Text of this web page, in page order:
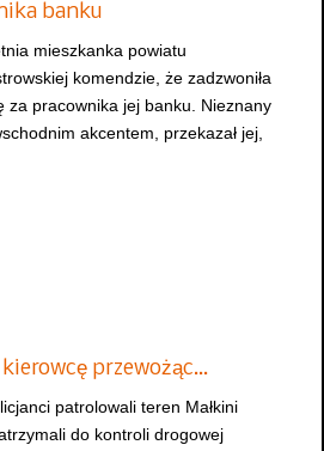
banku
mieszkanka powiatu
komendzie, że zadzwoniła
za pracownika jej banku. Nieznany
akcentem, przekazał jej,
przewożąc…
patrolowali teren Małkini
do kontroli drogowej